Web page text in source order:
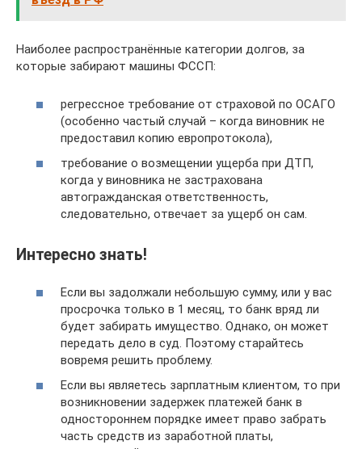
Наиболее распространённые категории долгов, за
которые забирают машины ФССП:
регрессное требование от страховой по ОСАГО
(особенно частый случай – когда виновник не
предоставил копию европротокола),
требование о возмещении ущерба при ДТП,
когда у виновника не застрахована
автогражданская ответственность,
следовательно, отвечает за ущерб он сам.
Интересно знать!
Если вы задолжали небольшую сумму, или у вас
просрочка только в 1 месяц, то банк вряд ли
будет забирать имущество. Однако, он может
передать дело в суд. Поэтому старайтесь
вовремя решить проблему.
Если вы являетесь зарплатным клиентом, то при
возникновении задержек платежей банк в
одностороннем порядке имеет право забрать
часть средств из заработной платы,